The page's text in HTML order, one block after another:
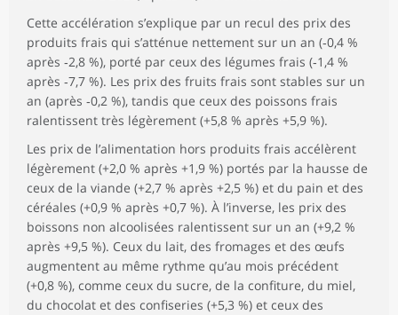
Cette accélération s’explique par un recul des prix des
produits frais qui s’atténue nettement sur un an (‑0,4 %
après ‑2,8 %), porté par ceux des légumes frais (‑1,4 %
après ‑7,7 %). Les prix des fruits frais sont stables sur un
an (après ‑0,2 %), tandis que ceux des poissons frais
ralentissent très légèrement (+5,8 % après +5,9 %).
Les prix de l’alimentation hors produits frais accélèrent
légèrement (+2,0 % après +1,9 %) portés par la hausse de
ceux de la viande (+2,7 % après +2,5 %) et du pain et des
céréales (+0,9 % après +0,7 %). À l’inverse, les prix des
boissons non alcoolisées ralentissent sur un an (+9,2 %
après +9,5 %). Ceux du lait, des fromages et des œufs
augmentent au même rythme qu’au mois précédent
(+0,8 %), comme ceux du sucre, de la confiture, du miel,
du chocolat et des confiseries (+5,3 %) et ceux des